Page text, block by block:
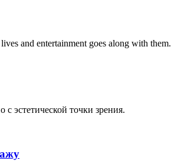
and entertainment goes along with them.
эстетической точки зрения.